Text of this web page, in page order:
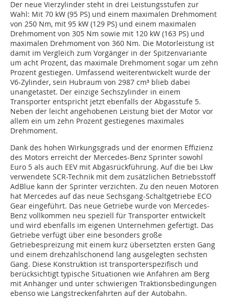
Der neue Vierzylinder steht in drei Leistungsstufen zur
Wahl: Mit 70 kW (95 PS) und einem maximalen Drehmoment
von 250 Nm, mit 95 kW (129 PS) und einem maximalen
Drehmoment von 305 Nm sowie mit 120 kW (163 PS) und
maximalen Drehmoment von 360 Nm. Die Motorleistung ist
damit im Vergleich zum Vorgänger in der Spitzenvariante
um acht Prozent, das maximale Drehmoment sogar um zehn
Prozent gestiegen. Umfassend weiterentwickelt wurde der
V6-Zylinder, sein Hubraum von 2987 cm³ blieb dabei
unangetastet. Der einzige Sechszylinder in einem
Transporter entspricht jetzt ebenfalls der Abgasstufe 5.
Neben der leicht angehobenen Leistung biet der Motor vor
allem ein um zehn Prozent gestiegenes maximales
Drehmoment.
Dank des hohen Wirkungsgrads und der enormen Effizienz
des Motors erreicht der Mercedes-Benz Sprinter sowohl
Euro 5 als auch EEV mit Abgasrückführung. Auf die bei Lkw
verwendete SCR-Technik mit dem zusätzlichen Betriebsstoff
AdBlue kann der Sprinter verzichten. Zu den neuen Motoren
hat Mercedes auf das neue Sechsgang-Schaltgetriebe ECO
Gear eingeführt. Das neue Getriebe wurde von Mercedes-
Benz vollkommen neu speziell für Transporter entwickelt
und wird ebenfalls im eigenen Unternehmen gefertigt. Das
Getriebe verfügt über eine besonders große
Getriebespreizung mit einem kurz übersetzten ersten Gang
und einem drehzahlschonend lang ausgelegten sechsten
Gang. Diese Konstruktion ist transporterspezifisch und
berücksichtigt typische Situationen wie Anfahren am Berg
mit Anhänger und unter schwierigen Traktionsbedingungen
ebenso wie Langstreckenfahrten auf der Autobahn.